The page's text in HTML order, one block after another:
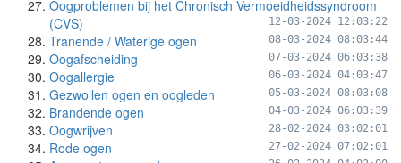
Oogproblemen bij het Chronisch Vermoeidheidssyndroom
(CVS)
12-03-2024 12:03:22
Tranende / Waterige ogen 08-03-2024 08:03:44
Oogafscheiding 07-03-2024 06:03:38
Oogallergie 06-03-2024 04:03:47
Gezwollen ogen en oogleden 05-03-2024 08:03:08
Brandende ogen 04-03-2024 06:03:39
Oogwrijven 28-02-2024 03:02:01
Rode ogen 27-02-2024 07:02:01